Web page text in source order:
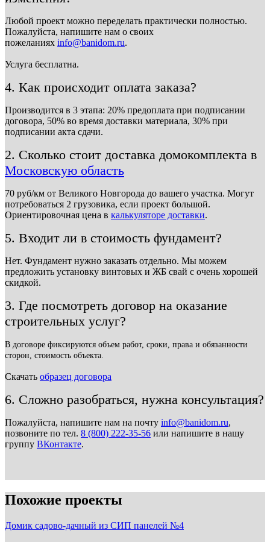
Любой проект можно переделать практически полностью.
Пожалуйста, напишите нам о своих
пожеланиях info@banidom.ru.
Услуга бесплатна.
4. Как происходит оплата заказа?
Производится в 3 этапа: 20% предоплата при подписании
договора, 50% во время доставки материала, 30% при
подписании акта сдачи.
2. Сколько стоит доставка домокомплекта в
Московскую область
70 руб/км от Великого Новгорода до вашего участка. Могут
потребоваться 2 грузовика, если проект большой.
Ориентировочная цена в калькуляторе доставки.
5. Входит ли в стоимость фундамент?
Нет. Фундамент нужно заказать отдельно. Мы можем
предложить установку винтовых и ЖБ свай с очень хорошей
скидкой.
3. Где посмотреть договор на оказание
строительных услуг?
В договоре фиксируются объем работ, сроки, права и обязанности
сторон, стоимость объекта.
Скачать образец договора
6. Сложно разобраться, нужна консультация?
Пожалуйста, напишите нам на почту info@banidom.ru,
позвоните по тел. 8 (800) 222-35-56 или напишите в нашу
группу ВКонтакте.
Похожие проекты
Домик садово-дачный из СИП панелей №4